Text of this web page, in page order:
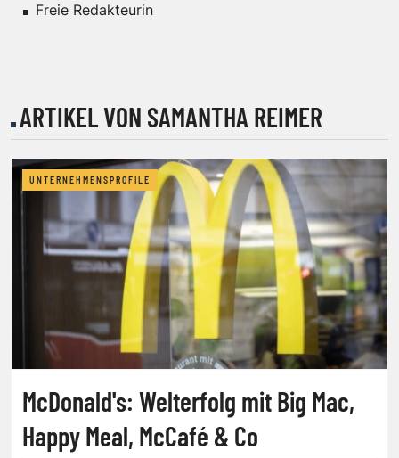
Freie Redakteurin
ARTIKEL VON SAMANTHA REIMER
UNTERNEHMENSPROFILE
McDonald's: Welterfolg mit Big Mac,
Happy Meal, McCafé & Co